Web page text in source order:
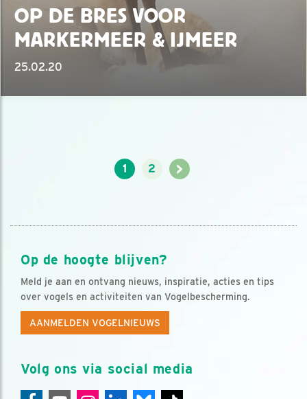
OP DE BRES VOOR
MARKERMEER & IJMEER
25.02.20
1 2 >
Op de hoogte blijven?
Meld je aan en ontvang nieuws, inspiratie, acties en tips
over vogels en activiteiten van Vogelbescherming.
AANMELDEN VOGELNIEUWS
Volg ons via social media